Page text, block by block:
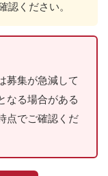
認ください。
募集が急減して
なる場合がある
点でご確認くだ